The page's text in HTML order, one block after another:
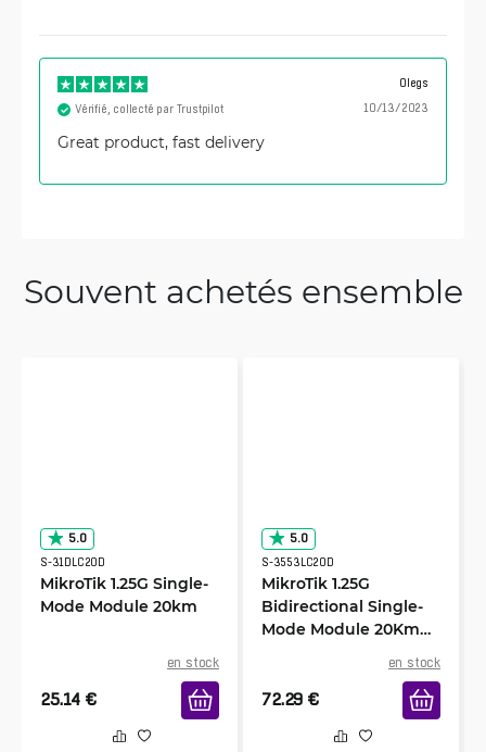
Olegs
10/13/2023
Vérifié, collecté par Trustpilot
Great product, fast delivery
Souvent achetés ensemble
5.0
S-31DLC20D
MikroTik 1.25G Single-
Mode Module 20km
en stock
25.14 €
5.0
S-3553LC20D
MikroTik 1.25G
Bidirectional Single-
Mode Module 20Km
en stock
72.29 €